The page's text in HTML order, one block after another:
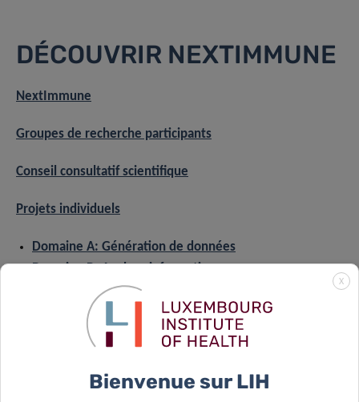
DÉCOUVRIR NEXTIMMUNE
NextImmune
Groupes de recherche participants
Conseil consultatif scientifique
Projets individuels
Domaine A: Génération de données
Domaine B: Analyse informatique
Domaine C: Validation et évaluation des cibles
précliniques
Développement de carrière
Evénements de formation
X
Bienvenue sur LIH